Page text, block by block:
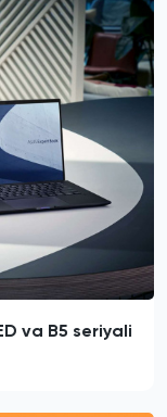
va B5 seriyali